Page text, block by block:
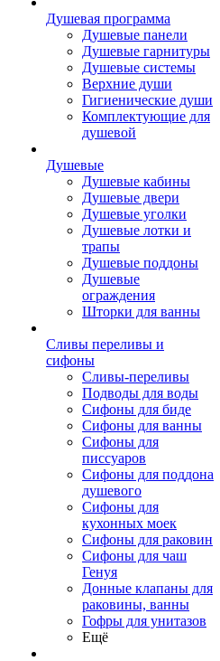
Душевая программа
Душевые панели
Душевые гарнитуры
Душевые системы
Верхние души
Гигиенические души
Комплектующие для
душевой
Душевые
Душевые кабины
Душевые двери
Душевые уголки
Душевые лотки и
трапы
Душевые поддоны
Душевые
ограждения
Шторки для ванны
Сливы переливы и
сифоны
Сливы-переливы
Подводы для воды
Сифоны для биде
Сифоны для ванны
Сифоны для
писсуаров
Сифоны для поддона
душевого
Сифоны для
кухонных моек
Сифоны для раковин
Сифоны для чаш
Генуя
Донные клапаны для
раковины, ванны
Гофры для унитазов
Ещё